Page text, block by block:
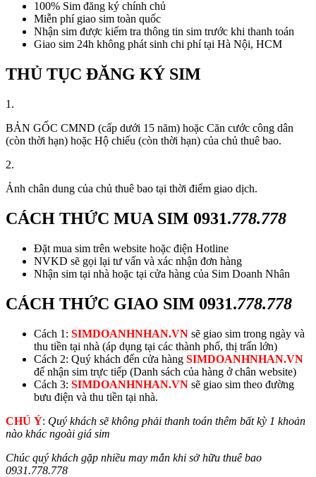
100% Sim đăng ký chính chủ
Miễn phí giao sim toàn quốc
Nhận sim được kiểm tra thông tin sim trước khi thanh toán
Giao sim 24h không phát sinh chi phí tại Hà Nội, HCM
THỦ TỤC ĐĂNG KÝ SIM
1.
BẢN GỐC CMND (cấp dưới 15 năm) hoặc Căn cước công dân
(còn thời hạn) hoặc Hộ chiếu (còn thời hạn) của chủ thuê bao.
2.
Ảnh chân dung của chủ thuê bao tại thời điểm giao dịch.
CÁCH THỨC MUA SIM 0931.778.778
Đặt mua sim trên website hoặc điện Hotline
NVKD sẽ gọi lại tư vấn và xác nhận đơn hàng
Nhận sim tại nhà hoặc tại cửa hàng của Sim Doanh Nhân
CÁCH THỨC GIAO SIM 0931.778.778
Cách 1: SIMDOANHNHAN.VN sẽ giao sim trong ngày và
thu tiền tại nhà (áp dụng tại các thành phố, thị trấn lớn)
Cách 2: Quý khách đến cửa hàng SIMDOANHNHAN.VN
để nhận sim trực tiếp (Danh sách của hàng ở chân website)
Cách 3: SIMDOANHNHAN.VN sẽ giao sim theo đường
bưu điện và thu tiền tại nhà.
CHÚ Ý: Quý khách sẽ không phải thanh toán thêm bất kỳ 1 khoản
nào khác ngoài giá sim
Chúc quý khách gặp nhiều may mắn khi sở hữu thuê bao
0931.778.778